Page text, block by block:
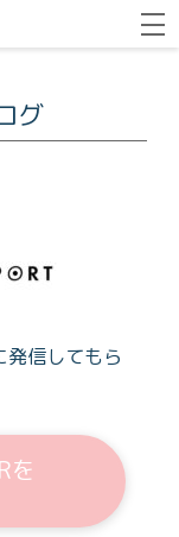
グ
発信してもら
を